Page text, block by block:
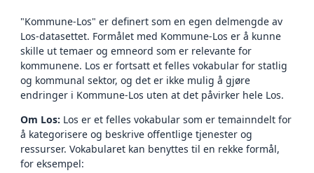
"Kommune-Los" er definert som en egen delmengde av
Los-datasettet. Formålet med Kommune-Los er å kunne
skille ut temaer og emneord som er relevante for
kommunene. Los er fortsatt et felles vokabular for statlig
og kommunal sektor, og det er ikke mulig å gjøre
endringer i Kommune-Los uten at det påvirker hele Los.
Om Los: Los er et felles vokabular som er temainndelt for
å kategorisere og beskrive offentlige tjenester og
ressurser. Vokabularet kan benyttes til en rekke formål,
for eksempel: